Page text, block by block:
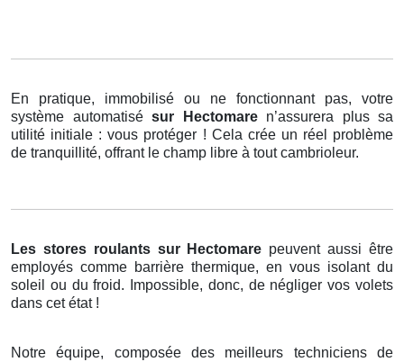
En pratique, immobilisé ou ne fonctionnant pas, votre
système automatisé sur Hectomare n’assurera plus sa
utilité initiale : vous protéger ! Cela crée un réel problème
de tranquillité, offrant le champ libre à tout cambrioleur.
Les stores roulants sur Hectomare peuvent aussi être
employés comme barrière thermique, en vous isolant du
soleil ou du froid. Impossible, donc, de négliger vos volets
dans cet état !
Notre équipe, composée des meilleurs techniciens de